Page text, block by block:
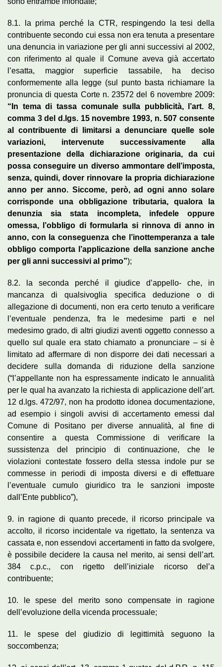
8.1. la prima perché la CTR, respingendo la tesi della
contribuente secondo cui essa non era tenuta a presentare
una denuncia in variazione per gli anni successivi al 2002,
con riferimento al quale il Comune aveva già accertato
l’esatta, maggior superficie tassabile, ha deciso
conformemente alla legge (sul punto basta richiamare la
pronuncia di questa Corte n. 23572 del 6 novembre 2009:
“In tema di tassa comunale sulla pubblicità, l’art. 8,
comma 3 del d.lgs. 15 novembre 1993, n. 507 consente
al contribuente di limitarsi a denunciare quelle sole
variazioni, intervenute successivamente alla
presentazione della dichiarazione originaria, da cui
possa conseguire un diverso ammontare dell’imposta,
senza, quindi, dover rinnovare la propria dichiarazione
anno per anno. Siccome, però, ad ogni anno solare
corrisponde una obbligazione tributaria, qualora la
denunzia sia stata incompleta, infedele oppure
omessa, l’obbligo di formularla si rinnova di anno in
anno, con la conseguenza che l’inottemperanza a tale
obbligo comporta l’applicazione della sanzione anche
per gli anni successivi al primo”);
8.2. la seconda perché il giudice d’appello- che, in
mancanza di qualsivoglia specifica deduzione o di
allegazione di documenti, non era certo tenuto a verificare
l’eventuale pendenza, fra le medesime parti e nel
medesimo grado, di altri giudizi aventi oggetto connesso a
quello sul quale era stato chiamato a pronunciare – si è
limitato ad affermare di non disporre dei dati necessari a
decidere sulla domanda di riduzione della sanzione
(“l’appellante non ha espressamente indicato le annualità
per le qual ha avanzato la richiesta di applicazione dell’art.
12 d.lgs. 472/97, non ha prodotto idonea documentazione,
ad esempio i singoli avvisi di accertamento emessi dal
Comune di Positano per diverse annualità, al fine di
consentire a questa Commissione di verificare la
sussistenza del principio di continuazione, che le
violazioni contestate fossero della stessa indole pur se
commesse in periodi di imposta diversi e di effettuare
l’eventuale cumulo giuridico tra le sanzioni imposte
dall’Ente pubblico”),
9. in ragione di quanto precede, il ricorso principale va
accolto, il ricorso incidentale va rigettato, la sentenza va
cassata e, non essendovi accertamenti in fatto da svolgere,
è possibile decidere la causa nel merito, ai sensi dell’art.
384 c.p.c., con rigetto dell’iniziale ricorso del’a
contribuente;
10. le spese del merito sono compensate in ragione
dell’evoluzione della vicenda processuale;
11. le spese del giudizio di legittimità seguono la
soccombenza;